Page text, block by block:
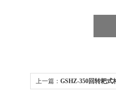
上一篇： GSHZ-350回转耙式